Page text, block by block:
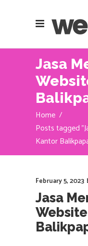
Jasa
Home /
Posts tagged
Kantor
February 5, 2023
Jasa